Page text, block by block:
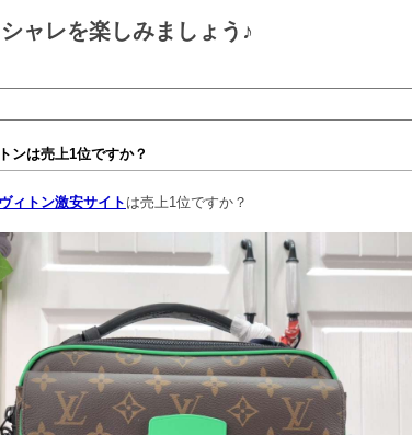
ャレを楽しみましょう♪
ンは売上1位ですか？
ィトン激安サイトは売上1位ですか？